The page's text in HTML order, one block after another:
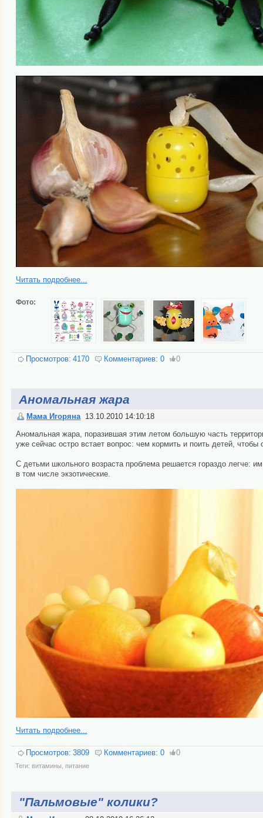
Читать подробнее...
Фото:
Просмотров: 4170 Комментариев: 0 0
Аномальная жара
Мама Игоряна 13.10.2010 14:10:18
Аномальная жара, поразившая этим летом большую часть
уже сейчас остро встает вопрос: чем кормить и поить детей,
С детьми школьного возраста проблема решается гораздо легче:
в том числе экзотические.
Читать подробнее...
Просмотров: 3809 Комментариев: 0 0
Теги: витамины, питание
"Пальмовые" колики?